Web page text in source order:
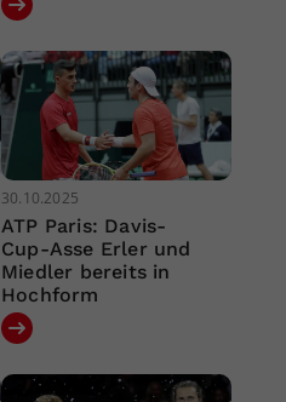
30.10.2025
ATP Paris: Davis-
Cup-Asse Erler und
Miedler bereits in
Hochform